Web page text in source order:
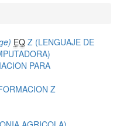
EQ Z (LENGUAJE DE
PARA
Z